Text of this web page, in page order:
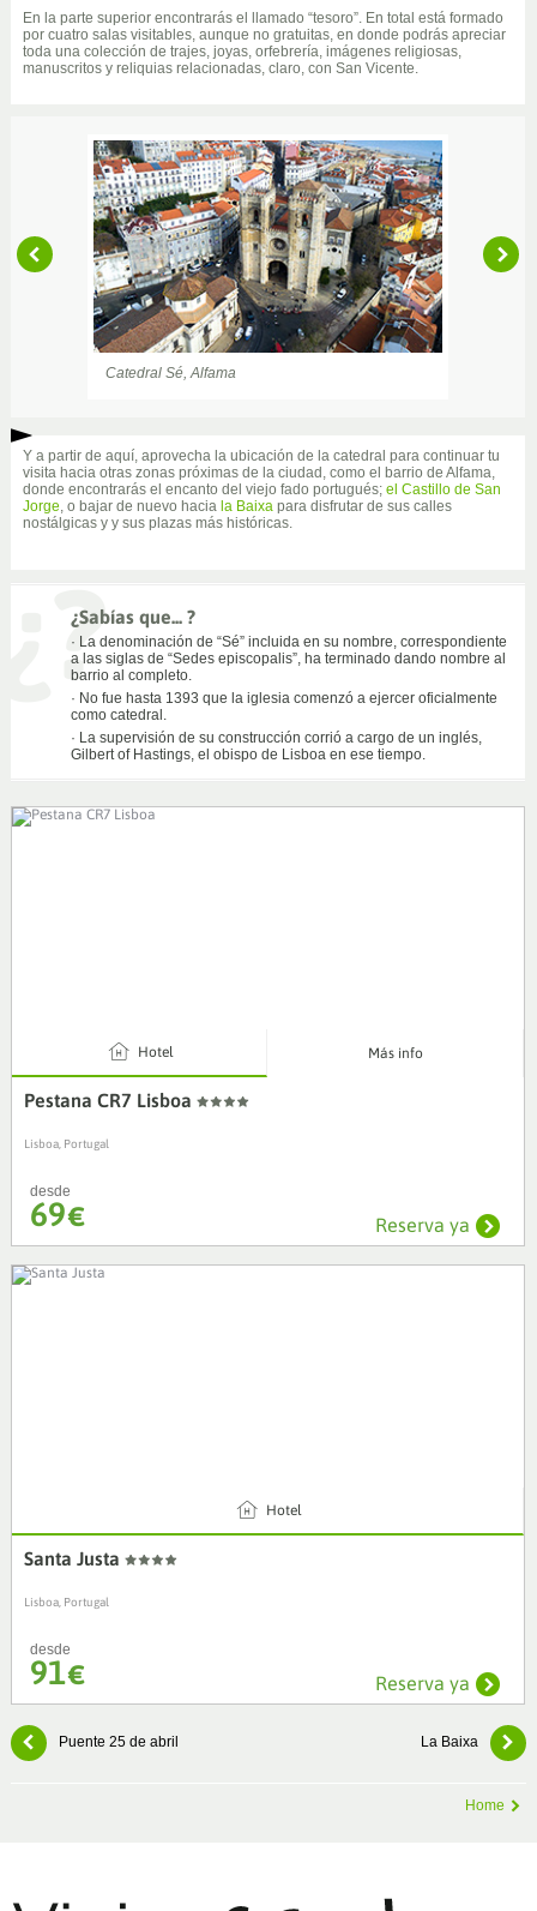
En la parte superior encontrarás el llamado “tesoro”. En total está formado
por cuatro salas visitables, aunque no gratuitas, en donde podrás apreciar
toda una colección de trajes, joyas, orfebrería, imágenes religiosas,
manuscritos y reliquias relacionadas, claro, con San Vicente.
Catedral Sé, Alfama
Pórtico de la Catedral Sé, Alfama
Y a partir de aquí, aprovecha la ubicación de la catedral para continuar tu
visita hacia otras zonas próximas de la ciudad, como el barrio de Alfama,
donde encontrarás el encanto del viejo fado portugués; el Castillo de San
Jorge, o bajar de nuevo hacia la Baixapara disfrutar de sus calles
nostálgicas y y sus plazas más históricas.
¿Sabías que... ?
· La denominación de “Sé” incluida en su nombre, correspondiente
a las siglas de “Sedes episcopalis”, ha terminado dando nombre al
barrio al completo.
· No fue hasta 1393 que la iglesia comenzó a ejercer oficialmente
como catedral.
· La supervisión de su construcción corrió a cargo de un inglés,
Gilbert of Hastings, el obispo de Lisboa en ese tiempo.
4 Hotel Más info
Pestana CR7 Lisboa
Lisboa, Portugal
desde
69€ Reserva ya
4 Hotel
Santa Justa
Lisboa, Portugal
desde
91€ Reserva ya
Puente 25 de abril La Baixa
Home